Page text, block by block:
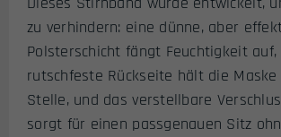
zu verhindern: eine dünne, aber
Polsterschicht fängt Feuchtigkeit auf,
rutschfeste Rückseite hält die Maske
Stelle, und das verstellbare
sorgt für einen passgenauen Sitz